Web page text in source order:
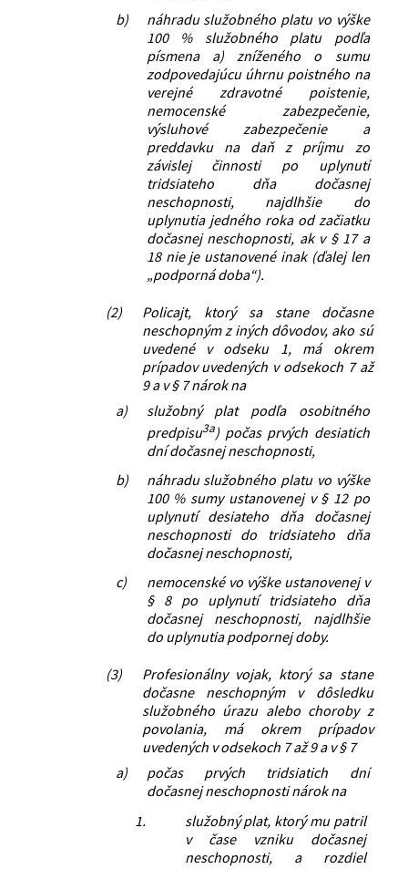
b)
náhradu služobného platu vo výške
100 % služobného platu podľa
písmena a) zníženého o sumu
zodpovedajúcu úhrnu poistného na
verejné zdravotné poistenie,
nemocenské zabezpečenie,
výsluhové zabezpečenie a
preddavku na daň z príjmu zo
závislej činnosti po uplynutí
tridsiateho dňa dočasnej
neschopnosti, najdlhšie do
uplynutia jedného roka od začiatku
dočasnej neschopnosti, ak v § 17 a
18 nie je ustanovené inak (ďalej len
„podporná doba“).
(2)
Policajt, ktorý sa stane dočasne
neschopným z iných dôvodov, ako sú
uvedené v odseku 1, má okrem
prípadov uvedených v odsekoch 7 až
9 a v § 7 nárok na
a)
služobný plat podľa osobitného
predpisu3a) počas prvých desiatich
dní dočasnej neschopnosti,
b)
náhradu služobného platu vo výške
100 % sumy ustanovenej v § 12 po
uplynutí desiateho dňa dočasnej
neschopnosti do tridsiateho dňa
dočasnej neschopnosti,
c)
nemocenské vo výške ustanovenej v
§ 8 po uplynutí tridsiateho dňa
dočasnej neschopnosti, najdlhšie
do uplynutia podpornej doby.
(3)
Profesionálny vojak, ktorý sa stane
dočasne neschopným v dôsledku
služobného úrazu alebo choroby z
povolania, má okrem prípadov
uvedených v odsekoch 7 až 9 a v § 7
a)
počas prvých tridsiatich dní
dočasnej neschopnosti nárok na
1.
služobný plat, ktorý mu patril
v čase vzniku dočasnej
neschopnosti, a rozdiel